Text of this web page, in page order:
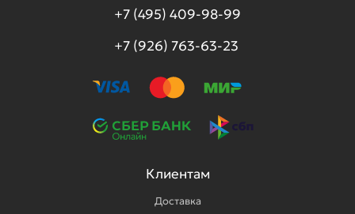
+7 (495) 409-98-99
+7 (926) 763-63-23
Клиентам
Доставка